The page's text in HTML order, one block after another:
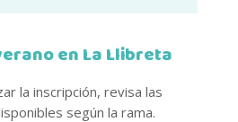
en La Llibreta
la inscripción, revisa las
según la rama.